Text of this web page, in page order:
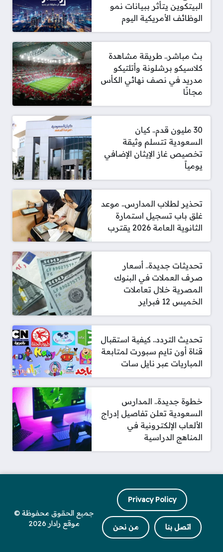
البيتكوين يتأثر ببيانات نمو
الوظائف الأمريكية اليوم
بث مباشر.. طريقة مشاهدة
كلاسيكو برشلونة وأتلتيكو
مدريد في نصف نهائي الكأس
مجانًا
30 مليون قدم.. كيان
السعودية تتسلم وثيقة
تخصيص غاز الإيثان الإضافي
يومياً
تحذير لطلاب المدارس.. موعد
غلق باب تسجيل استمارة
الثانوية العامة 2026 يقترب
تحديثات جديدة.. أسعار
صرف العملات في البنوك
المصرية خلال تعاملات
الخميس 12 فبراير
تحديث التردد.. كيفية استقبال
قناة أون تايم سبورت لمتابعة
المباريات عبر نايل سات
خطوة جديدة.. المدارس
السعودية تعلن تفاصيل إدراج
الألعاب الإلكترونية في
المناهج الدراسية
Privacy Policy
اتصل بنا من نحن
جميع الحقوق محفوظة ©
موقع رادار 2026